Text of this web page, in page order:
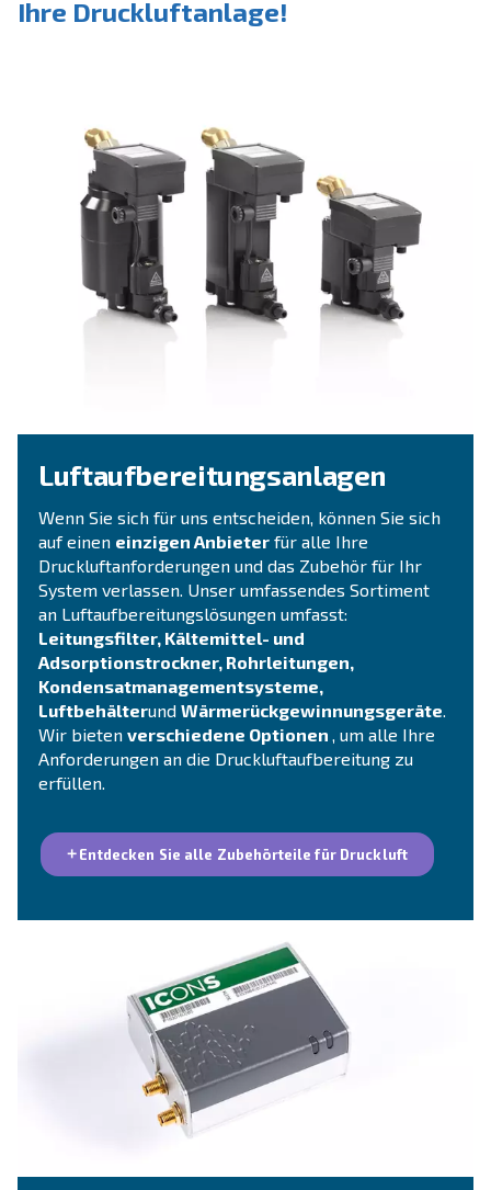
Weiter zu
Kolbenkompressoren
Vervollständigen Sie
Ihre Druckluftanlage!